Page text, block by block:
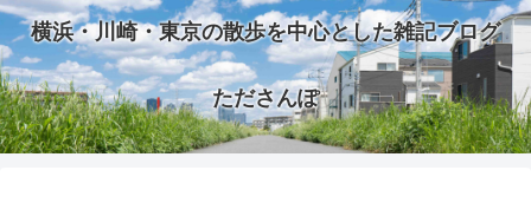
横浜・川崎・東京の散歩を中心とした雑記ブログ
たださんぽ